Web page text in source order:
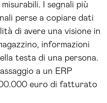
I segnali più
perse a copiare dati
di avere una visione in
informazioni
testa di una persona.
a un ERP
euro di fatturato